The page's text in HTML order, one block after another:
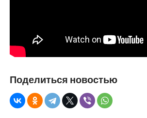
Поделиться новостью